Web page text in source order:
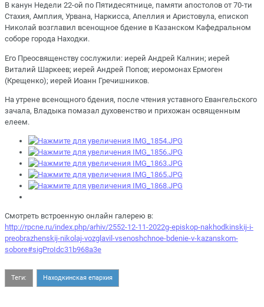
В канун Недели 22-ой по Пятидесятнице, памяти апостолов от 70-ти
Стахия, Амплия, Урвана, Наркисса, Апеллия и Аристовула, епископ
Николай возглавил всенощное бдение в Казанском Кафедральном
соборе города Находки.
Его Преосвященству сослужили: иерей Андрей Калнин; иерей
Виталий Шаркеев; иерей Андрей Попов; иеромонах Ермоген
(Крещенко); иерей Иоанн Гречишников.
На утрене всенощного бдения, после чтения уставного Евангельского
зачала, Владыка помазал духовенство и прихожан освященным
елеем.
Смотреть встроенную онлайн галерею в:
http://rpcne.ru/index.php/arhiv/2552-12-11-2022g-episkop-nakhodkinskij-i-
preobrazhenskij-nikolaj-vozglavil-vsenoshchnoe-bdenie-v-kazanskom-
sobore#sigProIdc31b968a3e
Теги: Находкинская епархия